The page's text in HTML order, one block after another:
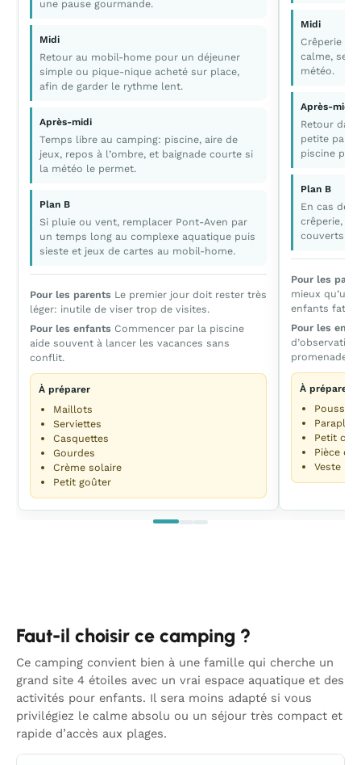
une pause gourmande.
Midi
Retour au mobil-home pour un déjeuner
simple ou pique-nique acheté sur place,
afin de garder le rythme lent.
Après-midi
Temps libre au camping: piscine, aire de
jeux, repos à l’ombre, et baignade courte si
la météo le permet.
Plan B
Si pluie ou vent, remplacer Pont-Aven par
un temps long au complexe aquatique puis
sieste et jeux de cartes au mobil-home.
Pour les parents Le premier jour doit rester très
léger: inutile de viser trop de visites.
Pour les enfants Commencer par la piscine
aide souvent à lancer les vacances sans
conflit.
À préparer
Maillots
Serviettes
Casquettes
Gourdes
Crème solaire
Petit goûter
Midi
Crêperie
calme,
météo.
Après-midi
Retour
petite
piscine
Plan B
En cas de
crêperie,
couverts
Pour les
mieux
enfants
Pour les
promenade
À préparer
Petit
Pièce
Veste
Faut-il choisir ce camping ?
Ce camping convient bien à une famille qui cherche un
grand site 4 étoiles avec un vrai espace aquatique et des
activités pour enfants. Il sera moins adapté si vous
privilégiez le calme absolu ou un séjour très compact et
rapide d’accès aux plages.